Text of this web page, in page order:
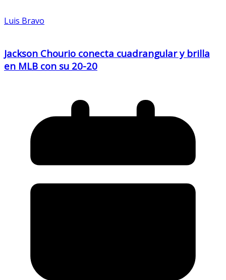
Luis Bravo
Jackson Chourio conecta cuadrangular y brilla
en MLB con su 20-20